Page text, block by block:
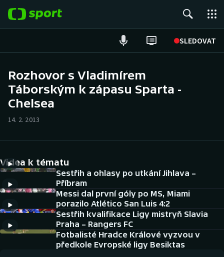
SLEDOVAT
Hokej
Cyklistika
DALŠÍ SPORTY
Americký fotbal
Baseball a softbal
NEPŘEHLÉDNĚTE
Soutěže
Rozhovor s Vladimírem
Táborským k zápasu Sparta -
Chelsea
14. 2. 2013
Videa k tématu
Sestřih a ohlasy po utkání Jihlava –
Příbram
Messi dal první góly po MS, Miami
porazilo Atlético San Luis 4:2
Sestřih kvalifikace Ligy mistryň Slavia
Praha – Rangers FC
Fotbalisté Hradce Králové vyzvou v
předkole Evropské ligy Besiktas